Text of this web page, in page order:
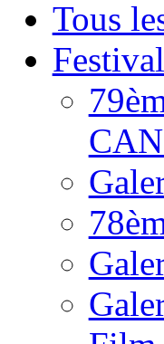
Tous